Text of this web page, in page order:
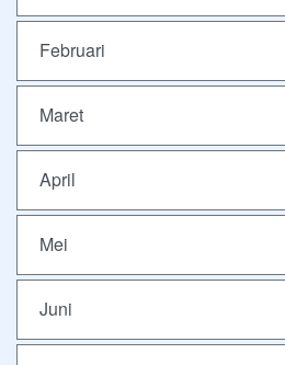
Februari
Maret
April
Mei
Juni